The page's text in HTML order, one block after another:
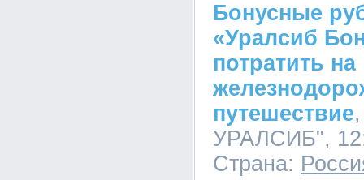
Бонусные
«Уралсиб
потратить на
путешествие
УРАЛСИБ",
Страна: